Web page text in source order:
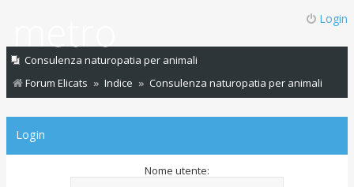
Login
Consulenza naturopatia per animali
Forum Elicats
Indice Consulenza naturopatia per animali
Login
Nome utente: